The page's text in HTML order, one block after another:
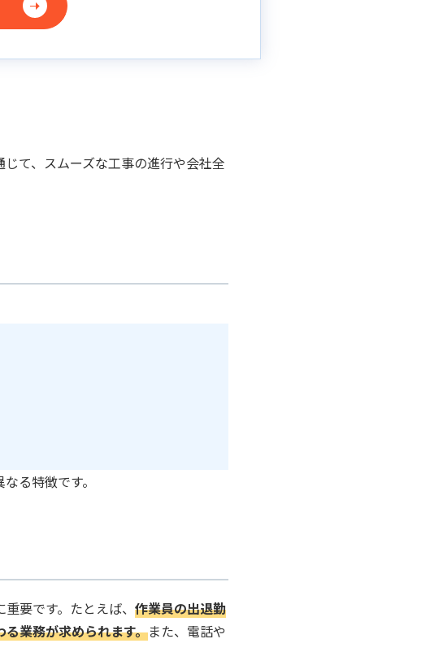
て、スムーズな工事の進行や会社全
る特徴です。
要です。たとえば、 作業員の出退勤
業務が求められます。また、電話や